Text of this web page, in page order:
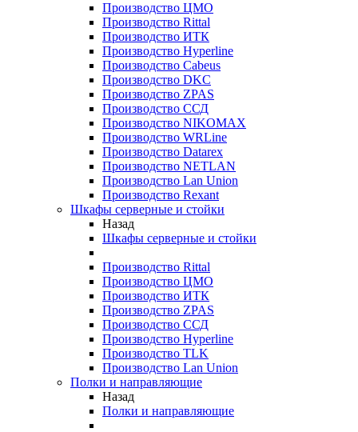
Производство ЦМО
Производство Rittal
Производство ИТК
Производство Hyperline
Производство Cabeus
Производство DKC
Производство ZPAS
Производство ССД
Производство NIKOMAX
Производство WRLine
Производство Datarex
Производство NETLAN
Производство Lan Union
Производство Rexant
Шкафы серверные и стойки
Назад
Шкафы серверные и стойки
Производство Rittal
Производство ЦМО
Производство ИТК
Производство ZPAS
Производство ССД
Производство Hyperline
Производство TLK
Производство Lan Union
Полки и направляющие
Назад
Полки и направляющие